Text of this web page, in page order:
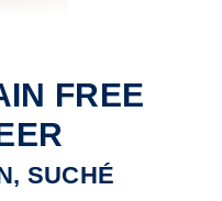
FREE
SUCHÉ